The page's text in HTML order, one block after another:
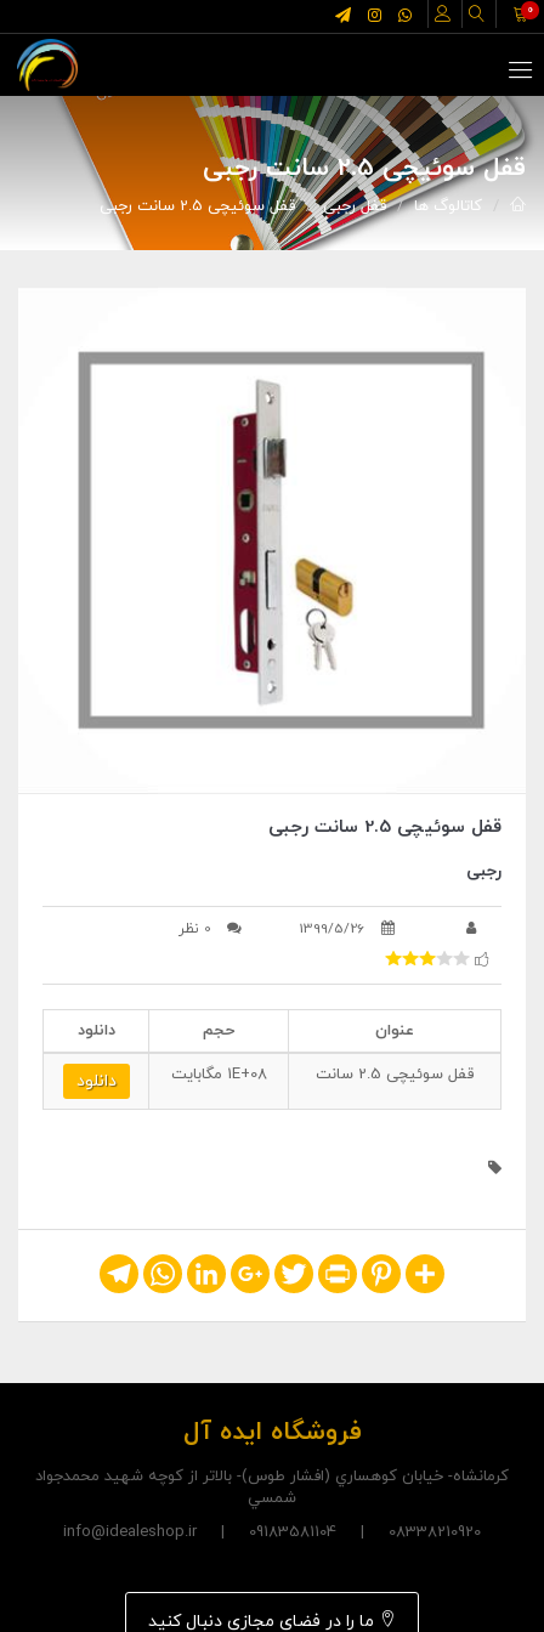
0
قفل سوئیچی 2.5 سانت رجبی
کاتالوگ ها قفل رجبی قفل سوئیچی 2.5 سانت رجبی
قفل سوئیچی 2.5 سانت رجبی
رجبی
1399/5/26 0 نظر
عنوان حجم
دانلود
قفل سوئیچی 2.5 سانت
1E+08 مگابایت دانلود
Share
Pinterest
Print
Twitter
Google+
LinkedIn
WhatsApp
Telegram
فروشگاه ایده آل
کرمانشاه- خيابان کوهساري (افشار طوس)- بالاتر از کوچه شهيد محمدجواد
شمسي
08338210920 | 09183581104 | info@idealeshop.ir
ما را در فضای مجازی دنبال کنید